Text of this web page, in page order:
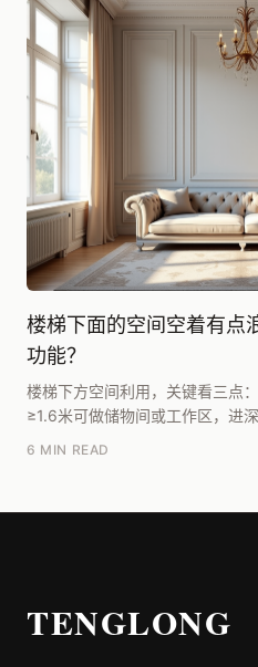
楼梯下面的空间空着有点
功能？
楼梯下方空间利用，关键看三点
≥1.6米可做储物间或工作区，进
6 MIN READ
TENGLONG